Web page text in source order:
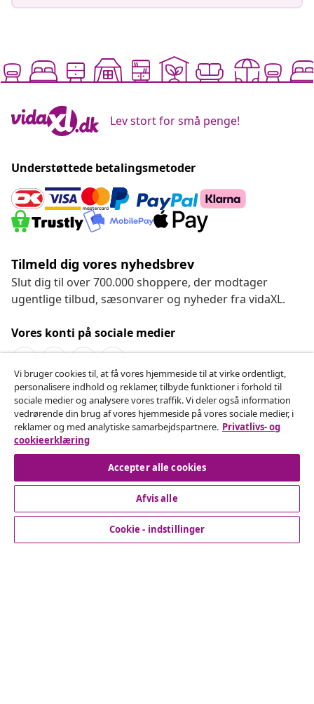
Lev stort for små penge!
Understøttede betalingsmetoder
Tilmeld dig vores nyhedsbrev
Slut dig til over 700.000 shoppere, der modtager
ugentlige tilbud, sæsonvarer og nyheder fra vidaXL.
Vores konti på sociale medier
Fortryd køb
Indsend en anmodning om at fortryde din ordre.
Fortryd køb
Kundeservice
Vi bruger cookies til, at få vores hjemmeside til at virke ordentligt,
personalisere indhold og reklamer, tilbyde funktioner i forhold til
sociale medier og analysere vores traffik. Vi deler også information
vedrørende din brug af vores hjemmeside på vores sociale medier, i
reklamer og med analytiske samarbejdspartnere. Privatlivs- og
cookieerklæring
Accepter alle cookies
Afvis alle
Cookie - indstillinger